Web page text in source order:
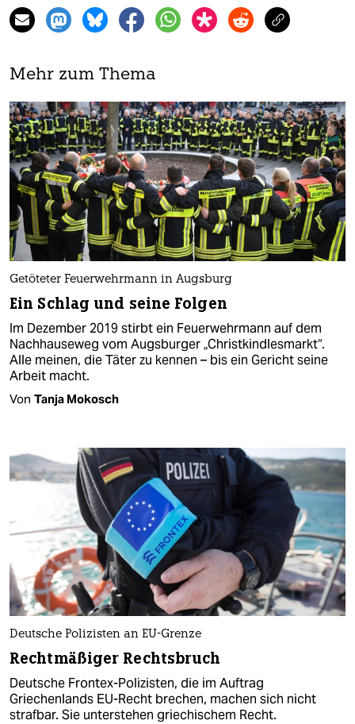
Mehr zum Thema
Getöteter Feuerwehrmann in Augsburg
Ein Schlag und seine Folgen
Im Dezember 2019 stirbt ein Feuerwehrmann auf dem
Nachhauseweg vom Augsburger „Christkindlesmarkt“.
Alle meinen, die Täter zu kennen – bis ein Gericht seine
Arbeit macht.
Von Tanja Mokosch
Deutsche Polizisten an EU-Grenze
Rechtmäßiger Rechtsbruch
Deutsche Frontex-Polizisten, die im Auftrag
Griechenlands EU-Recht brechen, machen sich nicht
strafbar. Sie unterstehen griechischem Recht.